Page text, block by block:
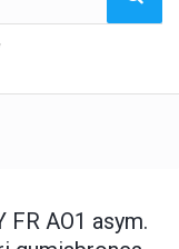
FR AO1 asym.